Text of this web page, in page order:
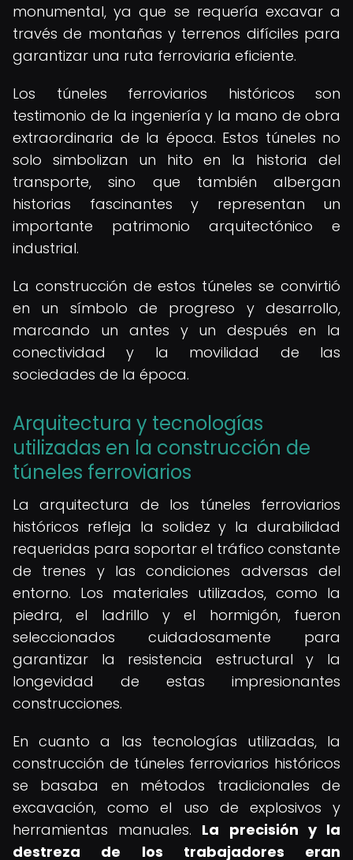
monumental, ya que se requería excavar a
través de montañas y terrenos difíciles para
garantizar una ruta ferroviaria eficiente.
Los túneles ferroviarios históricos son
testimonio de la ingeniería y la mano de obra
extraordinaria de la época. Estos túneles no
solo simbolizan un hito en la historia del
transporte, sino que también albergan
historias fascinantes y representan un
importante patrimonio arquitectónico e
industrial.
La construcción de estos túneles se convirtió
en un símbolo de progreso y desarrollo,
marcando un antes y un después en la
conectividad y la movilidad de las
sociedades de la época.
Arquitectura y tecnologías
utilizadas en la construcción de
túneles ferroviarios
La arquitectura de los túneles ferroviarios
históricos refleja la solidez y la durabilidad
requeridas para soportar el tráfico constante
de trenes y las condiciones adversas del
entorno. Los materiales utilizados, como la
piedra, el ladrillo y el hormigón, fueron
seleccionados cuidadosamente para
garantizar la resistencia estructural y la
longevidad de estas impresionantes
construcciones.
En cuanto a las tecnologías utilizadas, la
construcción de túneles ferroviarios históricos
se basaba en métodos tradicionales de
excavación, como el uso de explosivos y
herramientas manuales. La precisión y la
destreza de los trabajadores eran